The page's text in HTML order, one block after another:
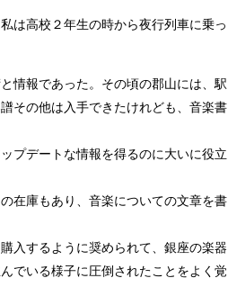
は高校２年生の時から夜行列車に乗っ
情報であった。その頃の郡山には、駅
その他は入手できたけれども、音楽書
プデートな情報を得るのに大いに役立
在庫もあり、音楽についての文章を書
入するように奨められて、銀座の楽器
でいる様子に圧倒されたことをよく覚